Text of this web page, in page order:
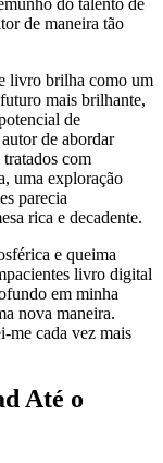
de maneira tão
livro brilha como um
mais brilhante,
de
de abordar
com
uma exploração
parecia
rica e decadente.
e queima
livro digital
em minha
nova maneira.
me cada vez mais
Até o